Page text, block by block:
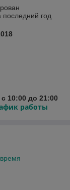
последний год
10:00 до 21:00
работы